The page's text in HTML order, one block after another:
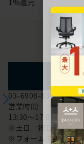
1%還元
フォ
03-6908-8370
営業時間
13:30～17:00
※土日 祝日は休み
※フォームでのお問い